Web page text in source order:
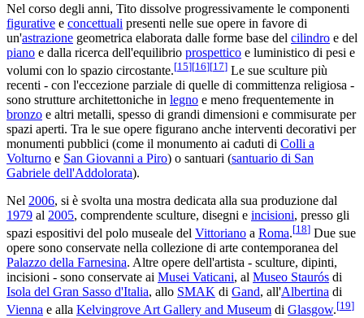
Nel corso degli anni, Tito dissolve progressivamente le componenti
figurative e concettuali presenti nelle sue opere in favore di
un'astrazione geometrica elaborata dalle forme base del cilindro e del
piano e dalla ricerca dell'equilibrio prospettico e luministico di pesi e
volumi con lo spazio circostante.[15][16][17] Le sue sculture più
recenti - con l'eccezione parziale di quelle di committenza religiosa -
sono strutture architettoniche in legno e meno frequentemente in
bronzo e altri metalli, spesso di grandi dimensioni e commisurate per
spazi aperti. Tra le sue opere figurano anche interventi decorativi per
monumenti pubblici (come il monumento ai caduti di Colli a
Volturno e San Giovanni a Piro) o santuari (santuario di San
Gabriele dell'Addolorata).
Nel 2006, si è svolta una mostra dedicata alla sua produzione dal
1979 al 2005, comprendente sculture, disegni e incisioni, presso gli
spazi espositivi del polo museale del Vittoriano a Roma.[18] Due sue
opere sono conservate nella collezione di arte contemporanea del
Palazzo della Farnesina. Altre opere dell'artista - sculture, dipinti,
incisioni - sono conservate ai Musei Vaticani, al Museo Staurós di
Isola del Gran Sasso d'Italia, allo SMAK di Gand, all'Albertina di
Vienna e alla Kelvingrove Art Gallery and Museum di Glasgow.[19]